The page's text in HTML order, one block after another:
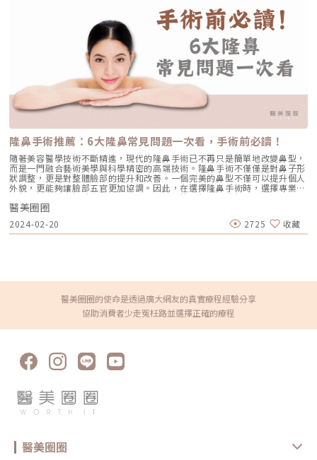
饋，這種莫大的成就感，也是賦予陳建名院長和團隊們得以繼續向前的動
力。其次，給客戶「良心」的建議，也是贏得客人信賴的關鍵。如果客戶已
經做過功課，有自己的想法，賦真妍會與客戶溝通現在的狀況是否適合想要
做的療程；若是沒那麼適合，但客戶卻指定該療程，我們也會給予正確的觀
念及良心的建議。「我不希望她白花錢，而是要把錢花在刀口上」。「未
來，我們希望提供追求美的客戶，用最新的科技，以客戶的福祉為最大的依
歸」，醫美的先進設備不時迭代更新，還要考量消費者喜新厭舊的心理，賦
真妍也會視客戶的需求不斷引進最新的科技和設備，為每個人打造專屬於自
己、獨一無二的美麗。賦真妍皮膚專科診所 陳建名 院長。 圖/賦真妍診所
提供❤️ 想了解更多關於賦真妍皮膚專科診所❤️☎️中山店02-27771589? 中
山店台北市中山區八德路二段315,317,319號☎️忠孝店02-27711158? 忠
孝店台北市忠孝東路四段162號3樓⭕️賦真妍皮膚專科診所官方網站
⭕️Instagram⭕️ Facebook⭕️ Line@官方帳號
蒙變化到頭皮健康問題，皆可能影響頭髮的生長與掉落。透過 正確的頭皮
保養、健康飲食與適當治療，可以有效減少掉髮問題，維持濃密髮量。如果
掉髮情況持續惡化，及早諮詢專業醫生，才能找到適合的解決方案。★溫馨
提醒★ 小編要提醒大家，醫療並非單純的商業交易，所有的療程都伴隨著
風險。因此，作為消費者應該謹慎選擇合適的醫療方案，以確保安全與健
括美國 喬雅登、瑞典 瑞絲朗、德國水無痕/保柔緹、瑞士 緹奧希/隱形玻尿
酸等。優點-立即見效、體積精確、不需等待、不需按摩，而且是唯一有降
解酶的選擇，後續可以隨時調整。缺點-早期傳統的玻尿酸劑型，組織融合
度不佳，因此用於額頭可能造成日後塌陷、位移、變形等副作用，俗稱「記
憶枕效應」。而且觸感過軟、摸起來手感不真實。但隨著科技進步，現在有
組織融合度高、內聚力強的新一代玻尿酸，減少了術後位移變形的機率，而
且手感柔韌真實。國際抗衰老醫學美容世界大會IMCAS邀請凝境美學診所曾
繁聞院長至法國巴黎演講教學示範案例：（圖／凝境美學診所-曾繁聞醫師
提供）（圖／凝境美學診所-曾繁聞醫師提供）膠原蛋白增生劑洢蓮絲
Ellanse少女針/奇蹟針、晶亮瓷Radiesse微晶瓷、艾麗斯Aesthefill聚雙旋
乳酸/精靈針，有立即填充的效果，後續接著膠原蛋白增生。優點是質地堅
韌，手感紮實。但沒有降解酶，無法主動去除。而4D童妍針Sculptra舒顏
萃雖然早期曾有人使用，但因為效果緩慢，且有產生結節硬塊的案例，因此
現在較少有人使用在額頭。凝境美學診所院長擔任微晶瓷Radiesse晶亮瓷原
廠全球級醫學顧問 示範注射教學案例（圖／凝境美學診所-曾繁聞醫師提
供）自體脂肪移植抽脂手術之後，將脂肪以針筒或補脂槍填補凹陷。風險相
對較高，恢復期較長、包括抽脂部位與補脂部位的瘀青腫脹和凹凸不平。雖
然網路上討論最多的是存活率的問題，意指有部分脂肪細胞死亡，效果不穩
定，但實際上，最大的問題在於一旦手術失敗不容易取出、即使效果不滿意
不平整，形狀也難以後續調整。而且存活下來的脂肪可能在未來隨著個人體
重增減而改變大小形狀，不好預測。至於鳳凰電波拉皮、音波拉提、索夫波
等療程雖然可以刺激皮膚增生膠原蛋白，但造成的效果是輪廓收緊、而不是
體積增加，無法有效改善額頭的凹陷。額頭填充究竟要打什麼，可以與經驗
豐富的醫師溝通想要的效果、恢復期、期望的進步速度、希望的治療次數，
灌水球一樣塞滿就好，否則會造成怪異、不美觀、壽星公一般的額頭。需要
考量整體臉型的長寬、顴骨大小、髮際線高度、眉毛位置、太陽穴寬度、下
半臉比例，並且溝通每個人想要的飽滿程度、轉折強度，才能規劃出適合的
輪廓，因此醫師的審美至為重要。瑞絲朗女神動態玻尿酸原廠指定凝境美學
供）額頭的注射技術水平位置：額頭是一片皮包骨的廣大範圍，皮膚肌肉
整體輪廓形塑的均勻平整。深度層次：除了正確的注射位置以外，注射深度
對於效果和安全性都有重大的影響。錯誤的注射深度，會造成凹凸不平、材
料位移、血管損傷。醫師需要對皮膚下方的不同解剖層次有準確的掌握，以
擊看完整文章介紹》文章轉載自「凝境美學診所-曾繁聞醫師專欄」
隆鼻手術推薦：6大隆鼻常見問題一次看，手術前必讀！
隨著美容醫學技術不斷精進，現代的隆鼻手術已不再只是簡單地改變鼻型，
而是一門融合藝術美學與科學精密的高端技術。隆鼻手術不僅僅是對鼻子形
狀調整，更是對整體臉部的提升和改善。一個完美的鼻型不僅可以提升個人
外貌，更能夠讓臉部五官更加協調。因此，在選擇隆鼻手術時，選擇專業的
醫師並擁有豐富經驗和精湛的技術，能夠根據每個人的臉部結構和需求，量
身定制最適合的手術方案。然而，市面上隆鼻手術這麼多，隆鼻推薦的手術
方式有哪些？隆鼻手術與微整的不同之處又是什麼？隆鼻有哪些常見問題？
就讓小編逐一解答。隆鼻手術與微整隆鼻的不同？挺拔的鼻型能夠使整體臉
部視覺聚焦在中心，使臉部輪廓更加立體。然而，需要留意的是，鼻子並非
質是一項重要的決定，需要與醫師詳盡的討論。包括制定隆鼻手術的方式，
以及對不同材質的優缺點進行深入了解。 材質 矽膠 Gore-Tex 卡麥拉 玻尿
需要二次隆鼻或重修在某些情況下，必須進行重修手術，通常是受到嚴重感
染。如果植入了假體，可能需要取出並且需要休息一段時間。如果感染情況
修。如果發生感染或假體穿出等情況，就需要立即進行重修手術。如果發現
明顯的位置偏移，建議在2週內處理。對於一般腫脹，大約需要3到6個月的
時間才會較穩定。因此，通常建議至少要等待半年後才能看到理想的效果。
度。3個月左右，鼻型會更加自然，但要完全恢復並且皮膚回縮定型，可能
需要1年左右的時間。Q：隆鼻手術會留下疤痕？A：通常會在鼻孔內部約
醫美圈圈
2024-02-20 2725 收藏
醫美圈圈的使命是透過廣大網友的真實療程經驗分享
協助消費者少走冤枉路並選擇正確的療程
醫美圈圈